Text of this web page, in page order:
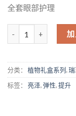
全套眼部护理
分类： 植物礼盒系列,
标签： 亮泽,弹性,提升